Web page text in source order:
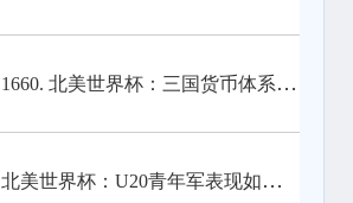
1660. 北美世界杯：三国货币体系差异对现场支付结算系统的挑战与适配分析
北美世界杯：U20青年军表现如何预示成年队晋级前景